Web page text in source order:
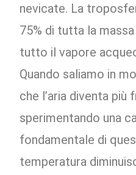
nevicate. La
75% di tutta la
tutto il vapore
Quando saliamo in
che l’aria diventa più
sperimentando una
fondamentale di
temperatura